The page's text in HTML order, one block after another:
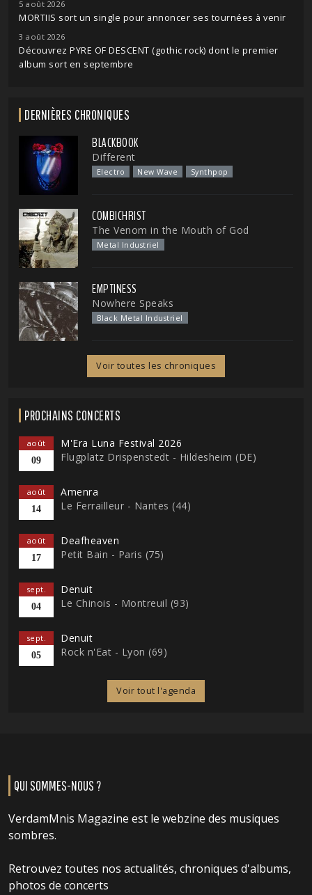
5 août 2026
MORTIIS sort un single pour annoncer ses tournées à venir
3 août 2026
Découvrez PYRE OF DESCENT (gothic rock) dont le premier
album sort en septembre
DERNIÈRES CHRONIQUES
BLACKBOOK
Different
Electro New Wave Synthpop
COMBICHRIST
The Venom in the Mouth of God
Metal Industriel
EMPTINESS
Nowhere Speaks
Black Metal Industriel
Voir toutes les chroniques
PROCHAINS CONCERTS
août
09
M'Era Luna Festival 2026
Flugplatz Drispenstedt - Hildesheim (DE)
août
14
Amenra
Le Ferrailleur - Nantes (44)
août
17
Deafheaven
Petit Bain - Paris (75)
sept.
04
Denuit
Le Chinois - Montreuil (93)
sept.
05
Denuit
Rock n'Eat - Lyon (69)
Voir tout l'agenda
QUI SOMMES-NOUS ?
VerdamMnis Magazine est le webzine des musiques
sombres.
Retrouvez toutes nos actualités, chroniques d'albums,
photos de concerts